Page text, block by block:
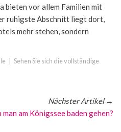
bieten vor allem Familien mit
ruhigste Abschnitt liegt dort,
mehr stehen, sondern
Sehen Sie sich die vollständige
Nächster Artikel→
man am Königssee baden gehen?